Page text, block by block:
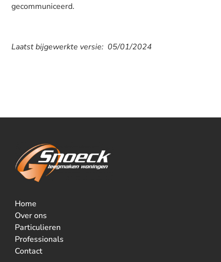
gecommuniceerd.
Laatst bijgewerkte versie: 05/01/2024
Home
Over ons
Particulieren
Professionals
Contact